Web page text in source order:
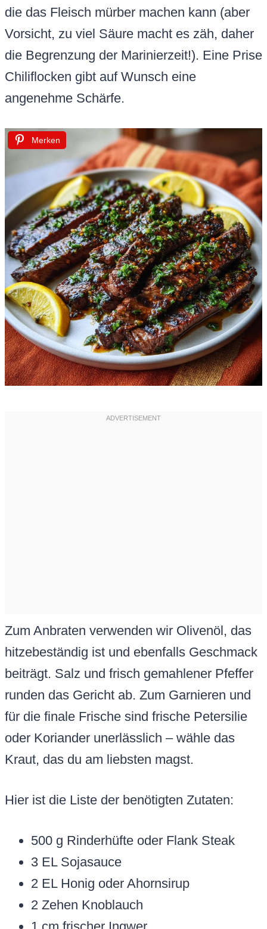
die das Fleisch mürber machen kann (aber
Vorsicht, zu viel Säure macht es zäh, daher
die Begrenzung der Marinierzeit!). Eine Prise
Chiliflocken gibt auf Wunsch eine
angenehme Schärfe.
Merken
Zum Anbraten verwenden wir Olivenöl, das
hitzebeständig ist und ebenfalls Geschmack
beiträgt. Salz und frisch gemahlener Pfeffer
runden das Gericht ab. Zum Garnieren und
für die finale Frische sind frische Petersilie
oder Koriander unerlässlich – wähle das
Kraut, das du am liebsten magst.
Hier ist die Liste der benötigten Zutaten:
500 g Rinderhüfte oder Flank Steak
3 EL Sojasauce
2 EL Honig oder Ahornsirup
2 Zehen Knoblauch